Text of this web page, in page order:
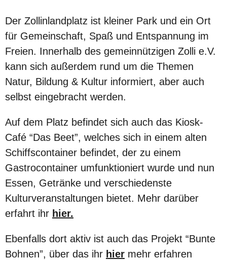
Der Zollinlandplatz ist kleiner Park und ein Ort
für Gemeinschaft, Spaß und Entspannung im
Freien. Innerhalb des gemeinnützigen Zolli e.V.
kann sich außerdem rund um die Themen
Natur, Bildung & Kultur informiert, aber auch
selbst eingebracht werden.
Auf dem Platz befindet sich auch das Kiosk-
Café “Das Beet”, welches sich in einem alten
Schiffscontainer befindet, der zu einem
Gastrocontainer umfunktioniert wurde und nun
Essen, Getränke und verschiedenste
Kulturveranstaltungen bietet. Mehr darüber
erfahrt ihr hier.
Ebenfalls dort aktiv ist auch das Projekt “Bunte
Bohnen”, über das ihr hier mehr erfahren